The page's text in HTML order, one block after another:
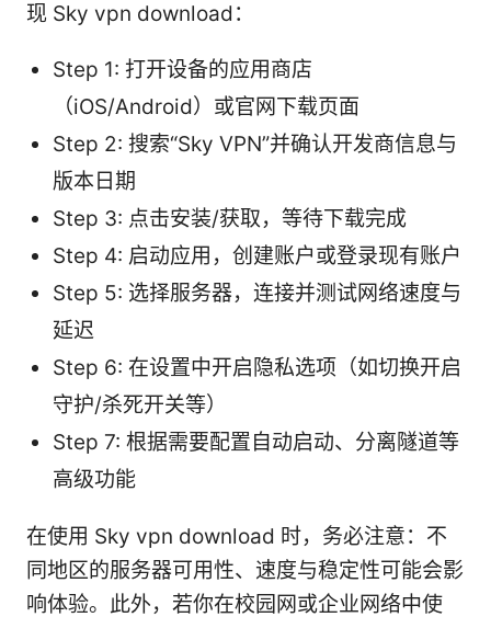
现 Sky vpn download：
Step 1: 打开设备的应用商店
（iOS/Android）或官网下载页面
Step 2: 搜索“Sky VPN”并确认开发商信息与
版本日期
Step 3: 点击安装/获取，等待下载完成
Step 4: 启动应用，创建账户或登录现有账户
Step 5: 选择服务器，连接并测试网络速度与
延迟
Step 6: 在设置中开启隐私选项（如切换开启
守护/杀死开关等）
Step 7: 根据需要配置自动启动、分离隧道等
高级功能
在使用 Sky vpn download 时，务必注意：不
同地区的服务器可用性、速度与稳定性可能会影
响体验。此外，若你在校园网或企业网络中使